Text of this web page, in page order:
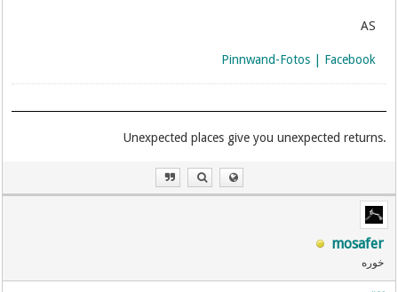
AS
Pinnwand-Fotos | Facebook
.Unexpected places give you unexpected returns
mosafer
خوره